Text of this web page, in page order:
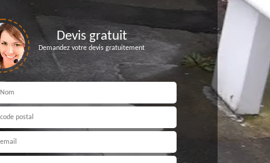
Devis gratuit
Demandez votre devis gratuitement